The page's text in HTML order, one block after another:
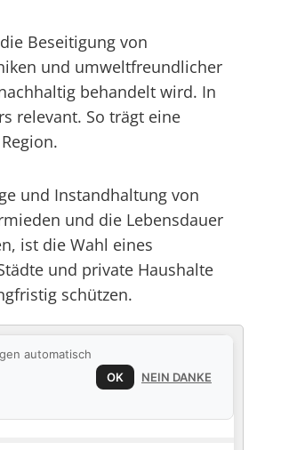
Beseitigung von
und umweltfreundlicher
behandelt wird. In
relevant. So trägt eine
und Instandhaltung von
und die Lebensdauer
ist die Wahl eines
und private Haushalte
schützen.
automatisch
OK NEIN DANKE